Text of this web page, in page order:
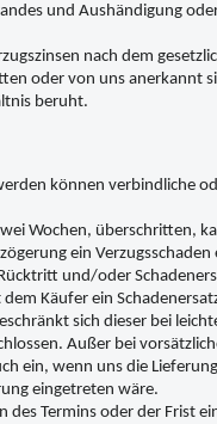
und Aushändigung
nach dem
oder von uns anerkannt
beruht.
können verbindliche
Wochen, überschritten,
ein
und/oder
Käufer ein
sich dieser bei
Außer bei
ein, wenn uns die
eingetreten wäre.
Termins oder der Frist